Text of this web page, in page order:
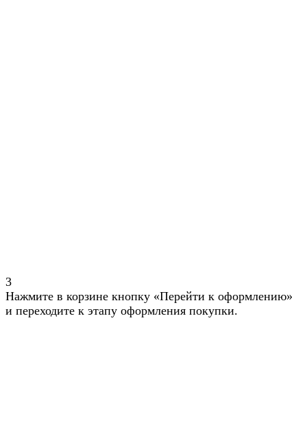
3
Нажмите в корзине кнопку «Перейти к оформлению»
и переходите к этапу оформления покупки.